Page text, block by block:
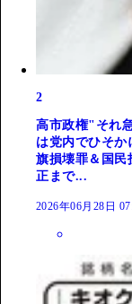
2
高市政権"それ
は党内でひそ
旗損壊罪＆国民
正まで...
2026年06月28日